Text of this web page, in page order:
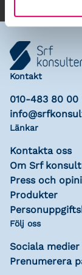
Kontakt
010-483 80 00
Länkar
Kontakta oss
Om Srf
Press och
Produkter
Följ oss
Sociala medier
Prenumerera